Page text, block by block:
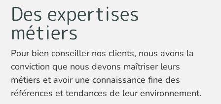
Des expertises
métiers
Pour bien conseiller nos clients, nous avons la
conviction que nous devons maîtriser leurs
métiers et avoir une connaissance fine des
références et tendances de leur environnement.